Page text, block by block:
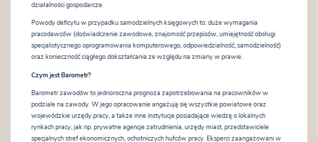
działalności gospodarcze.
Powody deficytu w przypadku samodzielnych księgowych to: duże wymagania
pracodawców (doświadczenie zawodowe, znajomość przepisów, umiejętność obsługi
specjalistycznego oprogramowania komputerowego, odpowiedzialność, samodzielność)
oraz konieczność ciągłego dokształcania ze względu na zmiany w prawie.
Czym jest Barometr?
Barometr zawodów to jednoroczna prognoza zapotrzebowania na pracowników w
podziale na zawody. W jego opracowanie angażują się wszystkie powiatowe oraz
wojewódzkie urzędy pracy, a także inne instytucje posiadające wiedzę o lokalnych
rynkach pracy, jak np. prywatne agencje zatrudnienia, urzędy miast, przedstawiciele
specjalnych stref ekonomicznych, ochotniczych hufców pracy. Eksperci zaangażowani w